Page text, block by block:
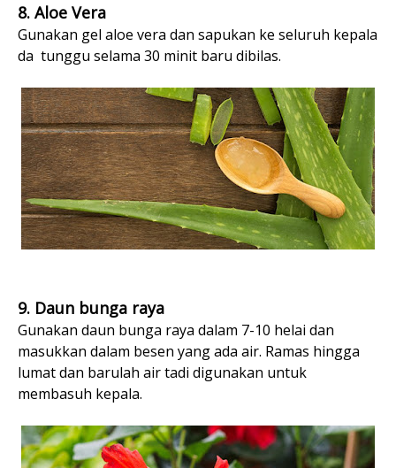
8. Aloe Vera
Gunakan gel aloe vera dan sapukan ke seluruh kepala
da tunggu selama 30 minit baru dibilas.
9. Daun bunga raya
Gunakan daun bunga raya dalam 7-10 helai dan
masukkan dalam besen yang ada air. Ramas hingga
lumat dan barulah air tadi digunakan untuk
membasuh kepala.